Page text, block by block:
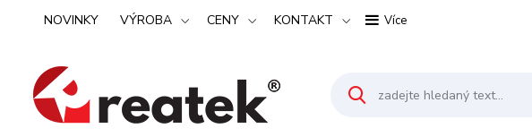
NOVINKY VÝROBA CENY KONTAKT Více